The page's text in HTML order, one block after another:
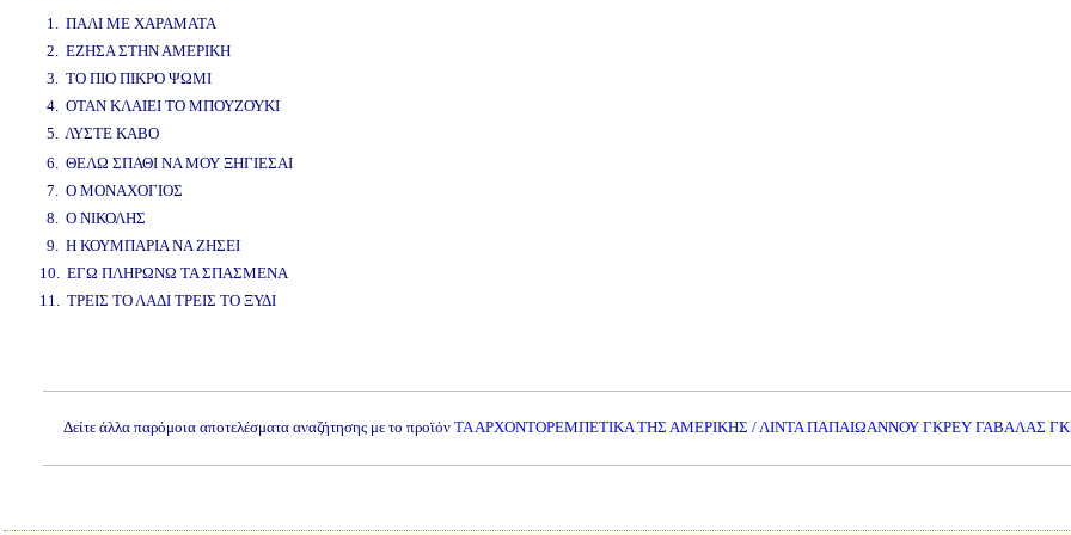
1. ΠΑΛΙ ΜΕ ΧΑΡΑΜΑΤΑ
2. ΕΖΗΣΑ ΣΤΗΝ ΑΜΕΡΙΚΗ
3. ΤΟ ΠΙΟ ΠΙΚΡΟ ΨΩΜΙ
4. ΟΤΑΝ ΚΛΑΙΕΙ ΤΟ ΜΠΟΥΖΟΥΚΙ
5. ΛΥΣΤΕ ΚΑΒΟ
6. ΘΕΛΩ ΣΠΑΘΙ ΝΑ ΜΟΥ ΞΗΓΙΕΣΑΙ
7. Ο ΜΟΝΑΧΟΓΙΟΣ
8. Ο ΝΙΚΟΛΗΣ
9. Η ΚΟΥΜΠΑΡΙΑ ΝΑ ΖΗΣΕΙ
10. ΕΓΩ ΠΛΗΡΩΝΩ ΤΑ ΣΠΑΣΜΕΝΑ
11. ΤΡΕΙΣ ΤΟ ΛΑΔΙ ΤΡΕΙΣ ΤΟ ΞΥΔΙ
Δείτε άλλα παρόμοια αποτελέσματα αναζήτησης με το προϊόν ΤΑ ΑΡΧΟΝΤΟΡΕΜΠΕΤΙΚΑ ΤΗΣ ΑΜΕΡΙΚΗΣ / ΛΙΝΤΑ ΠΑΠΑΙΩΑΝΝΟΥ ΓΚΡΕΥ ΓΑΒΑΛΑΣ